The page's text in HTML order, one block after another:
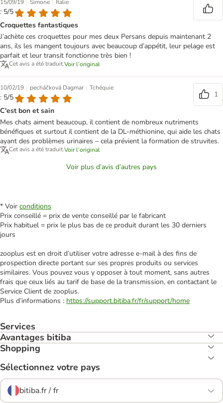
15/09/19 | Simone | Italie
: 5/5
Croquettes fantastiques
J’achète ces croquettes pour mes deux Persans depuis maintenant 2
ans, ils les mangent toujours avec beaucoup d’appétit, leur pelage est
parfait et leur transit fonctionne très bien !
Cet avis a été traduit.Voir l’original
10/02/19 | pecháčková Dagmar | Tchéquie
: 5/5
1
C'est bon et sain
Mes chats aiment beaucoup, il contient de nombreux nutriments
bénéfiques et surtout il contient de la DL-méthionine, qui aide les chats
ayant des problèmes urinaires – cela prévient la formation de struvites.
Cet avis a été traduit.Voir l’original
Voir plus d’avis d’autres pays
* Voir conditions
Prix conseillé = prix de vente conseillé par le fabricant
Prix habituel = prix le plus bas de ce produit durant les 30 derniers
jours
zooplus est en droit d’utiliser votre adresse e‑mail à des fins de
prospection directe portant sur ses propres produits ou services
similaires. Vous pouvez vous y opposer à tout moment, sans autres
frais que ceux liés au tarif de base de la transmission, en contactant le
Service Client de zooplus.
Plus d’informations : https://support.bitiba.fr/fr/support/home
Services
Avantages bitiba
Shopping
Sélectionnez votre pays
bitiba.fr / fr